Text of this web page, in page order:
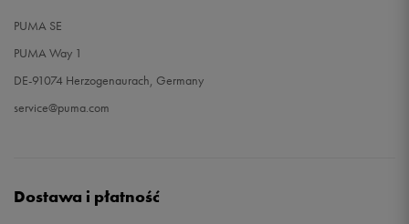
PUMA SE
PUMA Way 1
DE-91074 Herzogenaurach, Germany
service@puma.com
Dostawa i płatność